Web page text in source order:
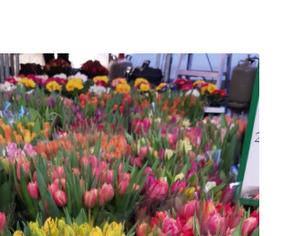
eigener Produktion
eigener Produktion